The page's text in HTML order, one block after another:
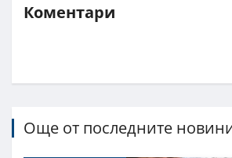
Коментари
Още от последните